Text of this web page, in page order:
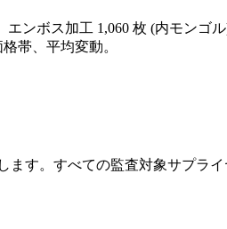
ボス加工 1,060 枚 (内モンゴル
帯、平均変動。
す。すべての監査対象サプラ